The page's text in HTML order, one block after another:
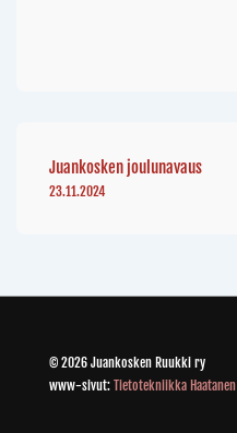
Juankosken joulunavaus
23.11.2024
© 2026 Juankosken Ruukki ry
www-sivut: Tietotekniikka Haatanen